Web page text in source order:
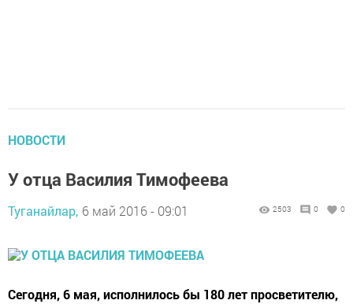
НОВОСТИ
У отца Василия Тимофеева
Туганайлар, 6 май 2016 - 09:01 2503 0 0
Сегодня, 6 мая, исполнилось бы 180 лет просветителю,